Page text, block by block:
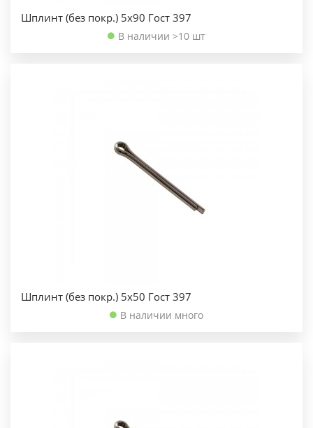
Шплинт (без покр.) 5х90 Гост 397
В наличии >10 шт
Шплинт (без покр.) 5х50 Гост 397
В наличии много